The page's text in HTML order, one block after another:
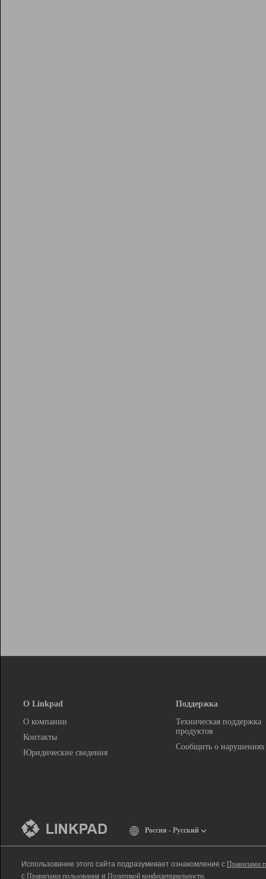
О Linkpad
О компании
Контакты
Юридические сведения
Поддержка
Техническая поддержка
продуктов
Сообщить о нарушениях
Россия - Русский
Использование этого сайта подразумевает ознакомление с Правилами
с Правилами пользования и Политикой конфиденциальности.